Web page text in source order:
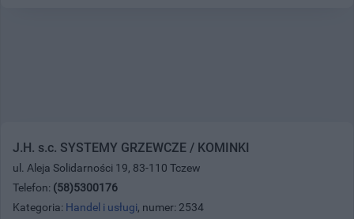
J.H. s.c. SYSTEMY GRZEWCZE / KOMINKI
ul. Aleja Solidarności 19, 83-110 Tczew
Telefon: (58)5300176
Kategoria: Handel i usługi, numer: 2534